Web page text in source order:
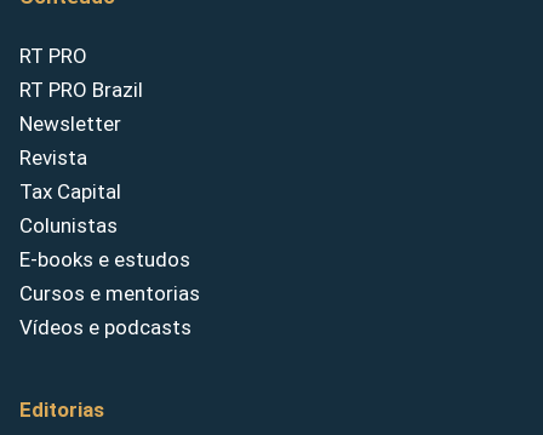
RT PRO
RT PRO Brazil
Newsletter
Revista
Tax Capital
Colunistas
E-books e estudos
Cursos e mentorias
Vídeos e podcasts
Editorias